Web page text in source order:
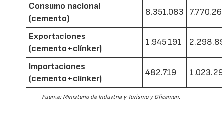
Consumo nacional
(cemento)
8.351.083
Exportaciones
(cemento+clínker)
1.945.191
Importaciones
(cemento+clínker)
482.719
Fuente: Ministerio de Industria y Turismo y Oficemen.